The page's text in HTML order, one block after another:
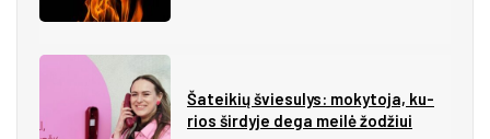
Ša­tei­kių švie­su­lys: mo­ky­to­ja, ku­
rios šir­dy­je de­ga mei­lė žo­džiui